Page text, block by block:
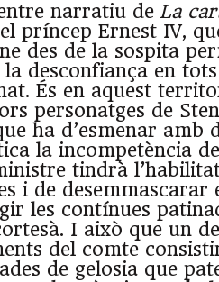
narratiu de La
príncep Ernest IV,
des de la sospita
desconfiança en
És en aquest
personatges de
ha d’esmenar amb
la incompetència
tindrà
i de desemmascarar
les contínues
I això que un
del comte
de gelosia que